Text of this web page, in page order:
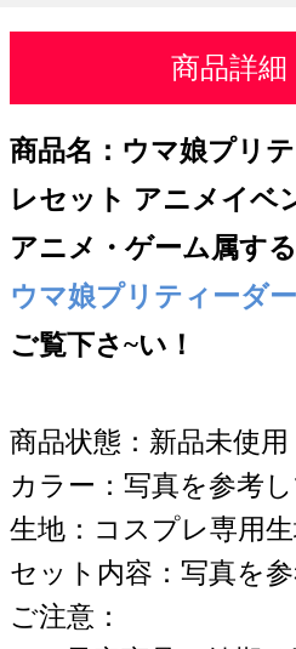
商品詳細
商品名： ウマ娘プリ
レセット アニメイベ
アニメ・ゲーム属す
ウマ娘プリティーダ
ご覧下さ~い！
商品状態：新品未使用
カラー：写真を参考し
生地：コスプレ専用
セット内容：写真を
ご注意：